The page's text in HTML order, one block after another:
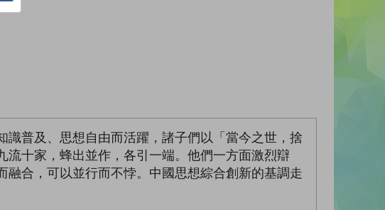
普及、思想自由而活躍，諸子們以「當今之世，捨
十家，蜂出並作，各引一端。他們一方面激烈辯
合，可以並行而不悖。中國思想綜合創新的基調走